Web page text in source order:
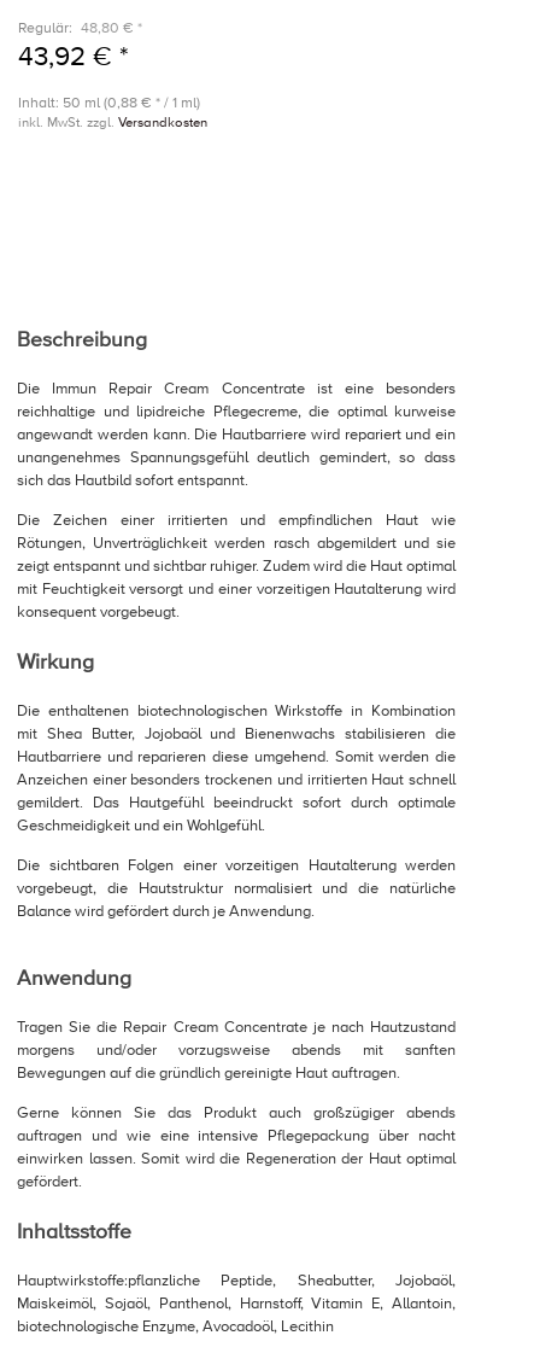
Regulär: 48,80 € *
43,92 € *
Inhalt: 50 ml (0,88 € * / 1 ml)
inkl. MwSt. zzgl. Versandkosten
Beschreibung
Die Immun Repair Cream Concentrate ist eine besonders
reichhaltige und lipidreiche Pflegecreme, die optimal kurweise
angewandt werden kann. Die Hautbarriere wird repariert und ein
unangenehmes Spannungsgefühl deutlich gemindert, so dass
sich das Hautbild sofort entspannt.
Die Zeichen einer irritierten und empfindlichen Haut wie
Rötungen, Unverträglichkeit werden rasch abgemildert und sie
zeigt entspannt und sichtbar ruhiger. Zudem wird die Haut optimal
mit Feuchtigkeit versorgt und einer vorzeitigen Hautalterung wird
konsequent vorgebeugt.
Wirkung
Die enthaltenen biotechnologischen Wirkstoffe in Kombination
mit Shea Butter, Jojobaöl und Bienenwachs stabilisieren die
Hautbarriere und reparieren diese umgehend. Somit werden die
Anzeichen einer besonders trockenen und irritierten Haut schnell
gemildert. Das Hautgefühl beeindruckt sofort durch optimale
Geschmeidigkeit und ein Wohlgefühl.
Die sichtbaren Folgen einer vorzeitigen Hautalterung werden
vorgebeugt, die Hautstruktur normalisiert und die natürliche
Balance wird gefördert durch je Anwendung.
Anwendung
Tragen Sie die Repair Cream Concentrate je nach Hautzustand
morgens und/oder vorzugsweise abends mit sanften
Bewegungen auf die gründlich gereinigte Haut auftragen.
Gerne können Sie das Produkt auch großzügiger abends
auftragen und wie eine intensive Pflegepackung über nacht
einwirken lassen. Somit wird die Regeneration der Haut optimal
gefördert.
Inhaltsstoffe
Hauptwirkstoffe:pflanzliche Peptide, Sheabutter, Jojobaöl,
Maiskeimöl, Sojaöl, Panthenol, Harnstoff, Vitamin E, Allantoin,
biotechnologische Enzyme, Avocadoöl, Lecithin